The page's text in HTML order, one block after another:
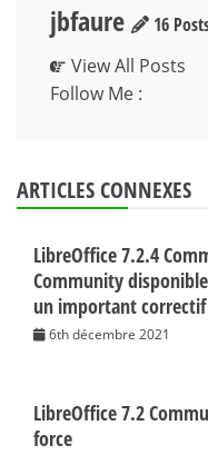
jbfaure
16
View All Posts
Follow Me :
ARTICLES CONNEXES
LibreOffice 7.2.4
Community
un important
6th décembre 2021
LibreOffice 7.2
force